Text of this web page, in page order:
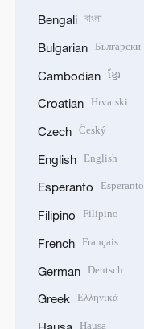
Bengali বাংলা
Bulgarian Български
Cambodian ខ្មែរ
Croatian Hrvatski
Czech Český
English English
Esperanto Esperanto
Filipino Filipino
French Français
German Deutsch
Greek Ελληνικά
Hausa